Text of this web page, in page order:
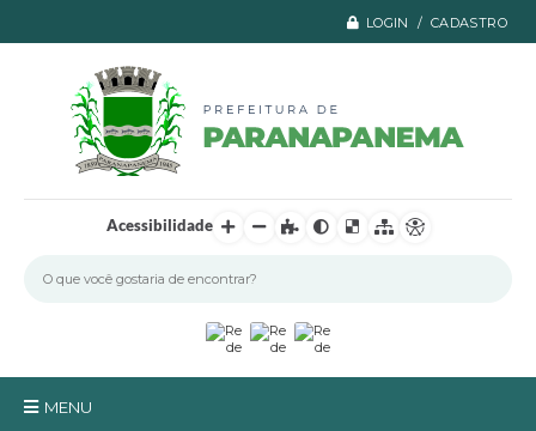
LOGIN / CADASTRO
Acessibilidade
MENU